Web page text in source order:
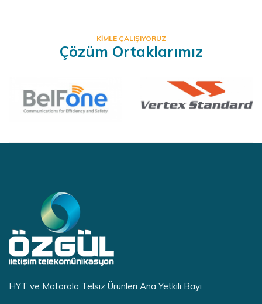
KIMLE ÇALIŞIYORUZ
Çözüm Ortaklarımız
HYT ve Motorola Telsiz Ürünleri Ana Yetkili Bayi